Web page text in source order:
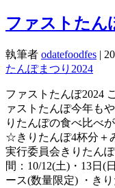
ファストたん
執筆者 odatefoodfes |
たんぽまつり2024
ファストたんぽ2024
ァストたんぽ今年も
りたんぽの食べ比べ
☆きりたんぽ4杯分＋
実行委員会きりたん
間：10/12(土)・13日(
ース(数量限定) ・き